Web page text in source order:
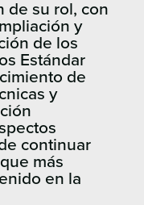
de su rol, con
y
de los
Estándar
de
y
continuar
más
en la